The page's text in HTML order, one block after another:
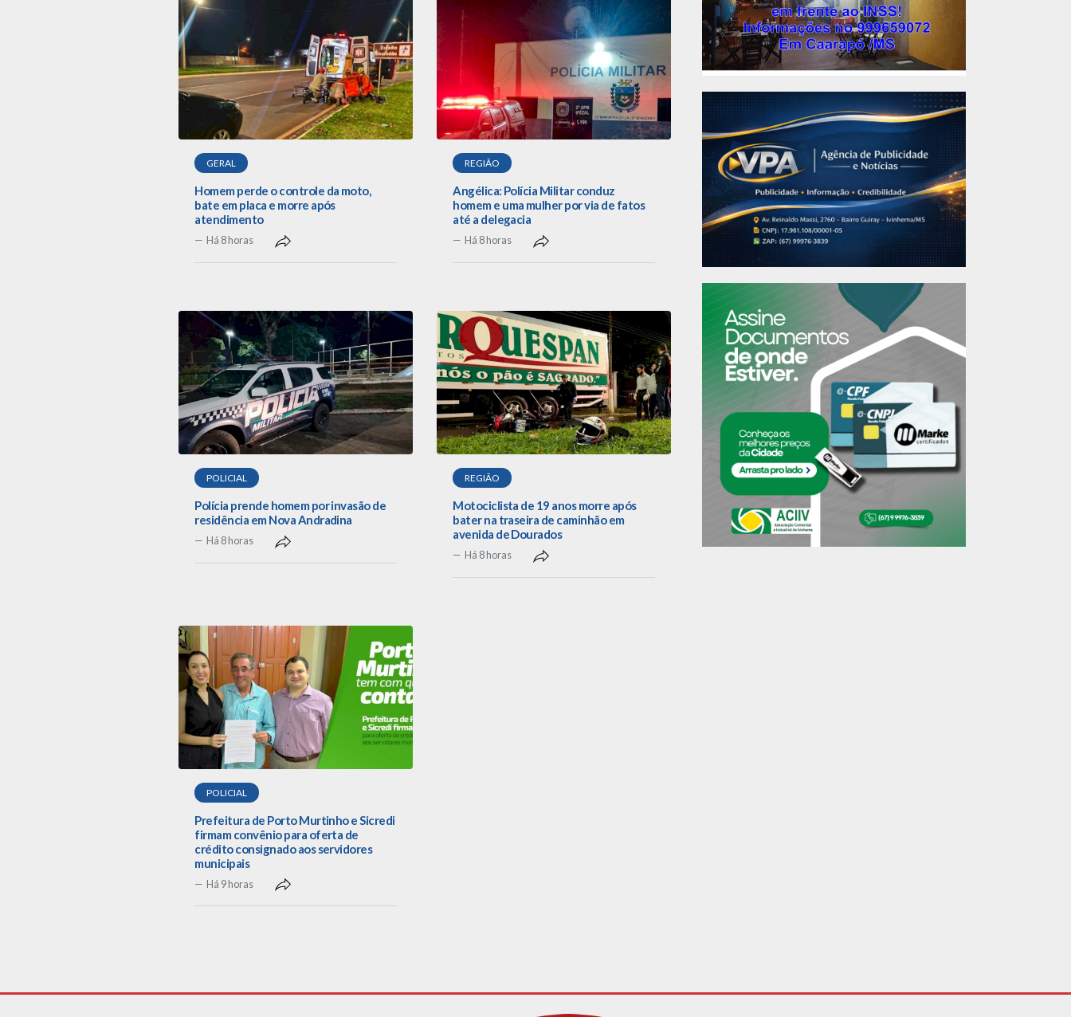
GERAL
Homem perde o controle da moto,
bate em placa e morre após
atendimento
Há 8 horas
REGIÃO
Angélica: Polícia Militar conduz
homem e uma mulher por via de fatos
até a delegacia
Há 8 horas
POLICIAL
Polícia prende homem por invasão de
residência em Nova Andradina
Há 8 horas
REGIÃO
Motociclista de 19 anos morre após
bater na traseira de caminhão em
avenida de Dourados
Há 8 horas
POLICIAL
Prefeitura de Porto Murtinho e Sicredi
firmam convênio para oferta de
crédito consignado aos servidores
municipais
Há 9 horas